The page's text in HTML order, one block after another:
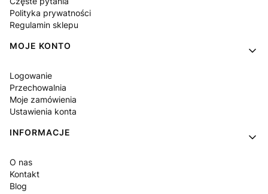
Polityka prywatności
Regulamin sklepu
MOJE KONTO
Logowanie
Przechowalnia
Moje zamówienia
Ustawienia konta
INFORMACJE
O nas
Kontakt
Blog